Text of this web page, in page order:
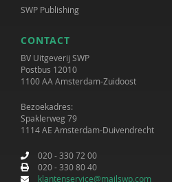
SWP Publishing
CONTACT
BV Uitgeverij SWP
Postbus 12010
1100 AA Amsterdam-Zuidoost
Bezoekadres:
Spaklerweg 79
1114 AE Amsterdam-Duivendrecht
020 - 330 72 00
020 - 330 80 40
klantenservice@mailswp.com